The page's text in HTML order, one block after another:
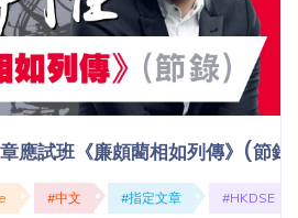
應試班《廉頗藺相如列傳》(節
#中文 #指定文章 #HKDSE